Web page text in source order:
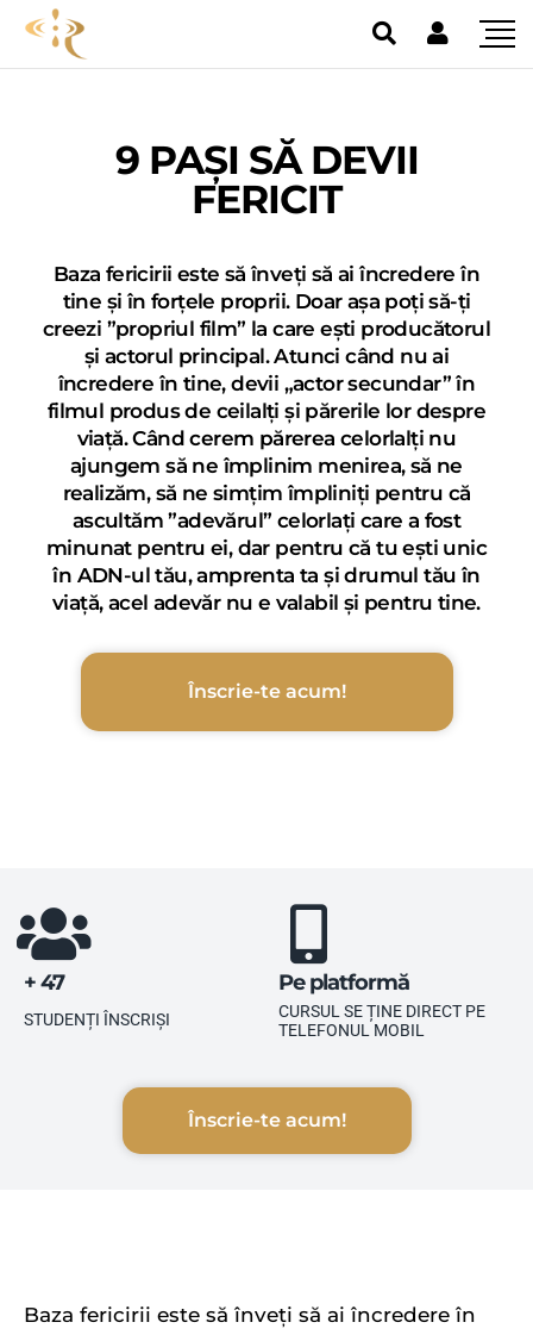
9 PAȘI SĂ DEVII
FERICIT
Baza fericirii este să înveți să ai încredere în
tine și în forțele proprii. Doar așa poți să-ți
creezi ”propriul film” la care ești producătorul
și actorul principal. Atunci când nu ai
încredere în tine, devii „actor secundar” în
filmul produs de ceilalți și părerile lor despre
viață. Când cerem părerea celorlalți nu
ajungem să ne împlinim menirea, să ne
realizăm, să ne simțim împliniți pentru că
ascultăm ”adevărul” celorlați care a fost
minunat pentru ei, dar pentru că tu ești unic
în ADN-ul tău, amprenta ta și drumul tău în
viață, acel adevăr nu e valabil și pentru tine.
Înscrie-te acum!
+ 47
STUDENȚI ÎNSCRIȘI
Pe platformă
CURSUL SE ȚINE DIRECT PE
TELEFONUL MOBIL
Înscrie-te acum!
Baza fericirii este să înveți să ai încredere în